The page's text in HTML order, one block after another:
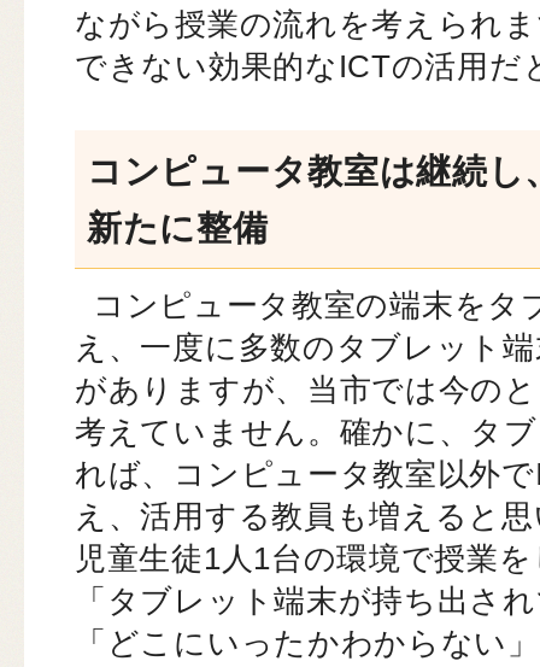
ながら授業の流れを考えられ
できない効果的なICTの活用だ
コンピュータ教室は継続
新たに整備
コンピュータ教室の端末をタ
え、一度に多数のタブレット
がありますが、当市では今の
考えていません。確かに、タ
れば、コンピュータ教室以外
え、活用する教員も増えると
児童生徒1人1台の環境で授業
「タブレット端末が持ち出さ
「どこにいったかわからない